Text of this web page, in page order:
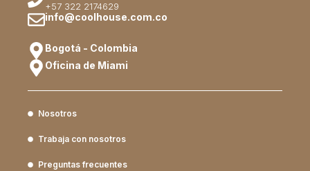
info@coolhouse.com.co
+57 322 2174629
Bogotá - Colombia
Oficina de Miami
Nosotros
Trabaja con nosotros
Preguntas frecuentes